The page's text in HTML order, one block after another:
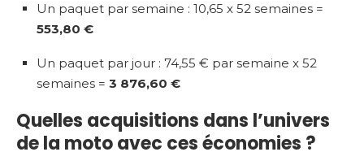
Un paquet par semaine : 10,65 x 52 semaines =
553,80 €
Un paquet par jour : 74,55 € par semaine x 52
semaines = 3 876,60 €
Quelles acquisitions dans l’univers
de la moto avec ces économies ?